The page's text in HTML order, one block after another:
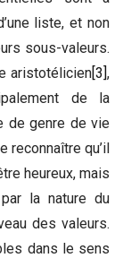
liste, et non
sous-valeurs.
aristotélicien[3],
de la
de genre de vie
reconnaître qu’il
heureux, mais
la nature du
des valeurs.
dans le sens